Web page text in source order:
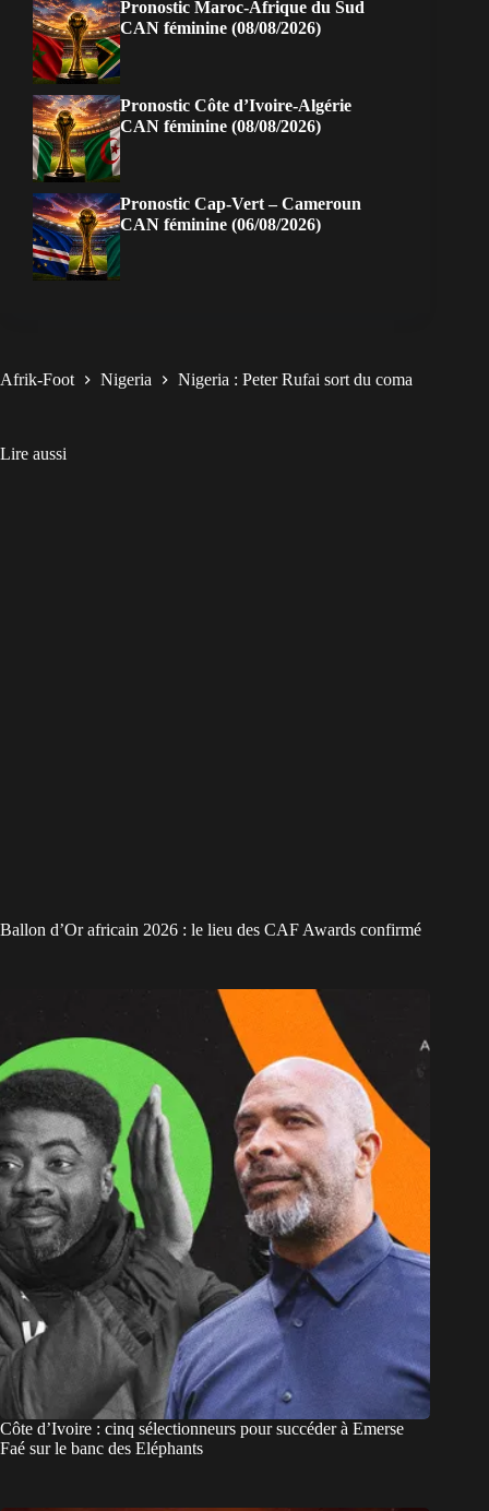
Pronostic Maroc-Afrique du Sud
CAN féminine (08/08/2026)
Pronostic Côte d’Ivoire-Algérie
CAN féminine (08/08/2026)
Pronostic Cap-Vert – Cameroun
CAN féminine (06/08/2026)
Afrik-Foot Nigeria Nigeria : Peter Rufai sort du coma
Lire aussi
Ballon d’Or africain 2026 : le lieu des CAF Awards confirmé
Côte d’Ivoire : cinq sélectionneurs pour succéder à Emerse
Faé sur le banc des Eléphants